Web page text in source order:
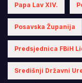
Papa Lav XIV.
Posavska Županija
Predsjednica FBiH
Središnji Državni